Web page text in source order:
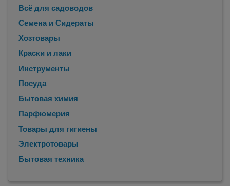
Всё для садоводов
Семена и Сидераты
Хозтовары
Краски и лаки
Инструменты
Посуда
Бытовая химия
Парфюмерия
Товары для гигиены
Электротовары
Бытовая техника